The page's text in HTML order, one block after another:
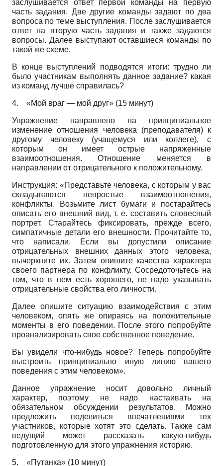
заслушивается ответ первой команды на первую
часть задания. Две другие команды задают по два
вопроса по теме выступления. После заслушивается
ответ на вторую часть задания и также задаются
вопросы. Далее выступают оставшиеся команды по
такой же схеме.
В конце выступлений подводятся итоги: трудно ли
было участникам выполнять данное задание? какая
из команд лучше справилась?
4. «Мой враг — мой друг» (15 минут)
Упражнение направлено на принципиальное
изменение отношения человека (преподавателя) к
другому человеку (учащемуся или коллеге), с
которым он имеет острые напряженные
взаимоотношения. Отношение меняется в
направлении от отрицательного к положительному.
Инструкция: «Представьте человека, с которым у вас
складываются непростые взаимоотношения,
конфликты. Возьмите лист бумаги и постарайтесь
описать его внешний вид, т. е. составить словесный
портрет. Старайтесь фиксировать, прежде всего,
симпатичные детали его внешности. Прочитайте то,
что написали. Если вы допустили описание
отрицательных внешних данных этого человека,
вычеркните их. Затем опишите качества характера
своего партнера по конфликту. Сосредоточьтесь на
том, что в нем есть хорошего, не надо указывать
отрицательные свойства его личности.
Далее опишите ситуацию взаимодействия с этим
человеком, опять же опираясь на положительные
моменты в его поведении. После этого попробуйте
проанализировать свое собственное поведение.
Вы увидели что-нибудь новое? Теперь попробуйте
выстроить принципиально иную линию вашего
поведения с этим человеком».
Данное упражнение носит довольно личный
характер, поэтому не надо настаивать на
обязательном обсуждении результатов. Можно
предложить поделиться впечатлениями тех
участников, которые хотят это сделать. Также сам
ведущий может рассказать какую-нибудь
подготовленную для этого упражнения историю.
5. «Путанка» (10 минут)